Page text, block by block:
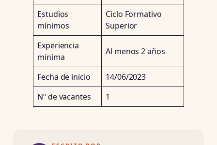
Estudios
mínimos
Ciclo Formativo
Superior
Experiencia
mínima
Al menos 2 años
Fecha de inicio
14/06/2023
Nº de vacantes
1